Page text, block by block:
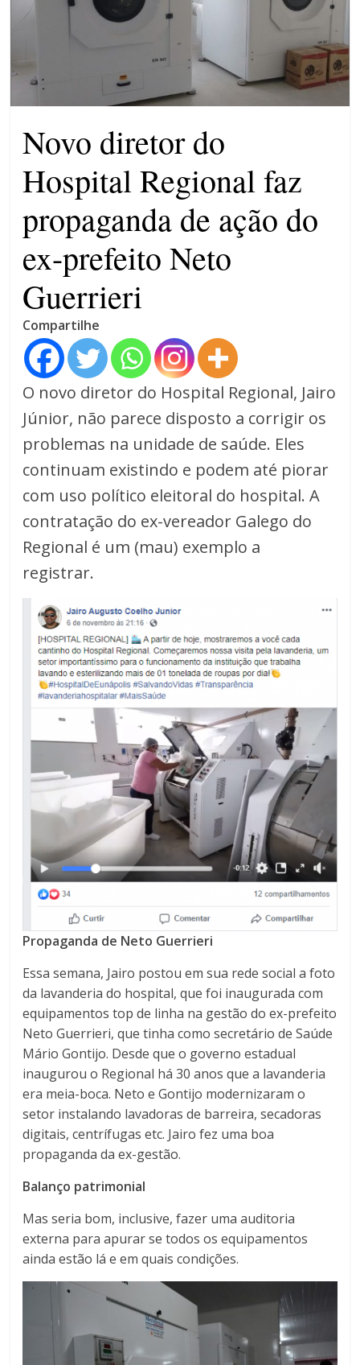
patrimônio 10.400% maior que
em 2022
Máfia das canetas
emagrecedoras na mira da
polícia
Novo diretor do
Hospital Regional faz
propaganda de ação do
ex-prefeito Neto
Guerrieri
Compartilhe
O novo diretor do Hospital Regional, Jairo
Júnior, não parece disposto a corrigir os
problemas na unidade de saúde. Eles
continuam existindo e podem até piorar
com uso político eleitoral do hospital. A
contratação do ex-vereador Galego do
Regional é um (mau) exemplo a
registrar.
Propaganda de Neto Guerrieri
Essa semana, Jairo postou em sua rede social a foto
da lavanderia do hospital, que foi inaugurada com
equipamentos top de linha na gestão do ex-prefeito
Neto Guerrieri, que tinha como secretário de Saúde
Mário Gontijo. Desde que o governo estadual
inaugurou o Regional há 30 anos que a lavanderia
era meia-boca. Neto e Gontijo modernizaram o
setor instalando lavadoras de barreira, secadoras
digitais, centrífugas etc. Jairo fez uma boa
propaganda da ex-gestão.
Balanço patrimonial
Mas seria bom, inclusive, fazer uma auditoria
externa para apurar se todos os equipamentos
ainda estão lá e em quais condições.